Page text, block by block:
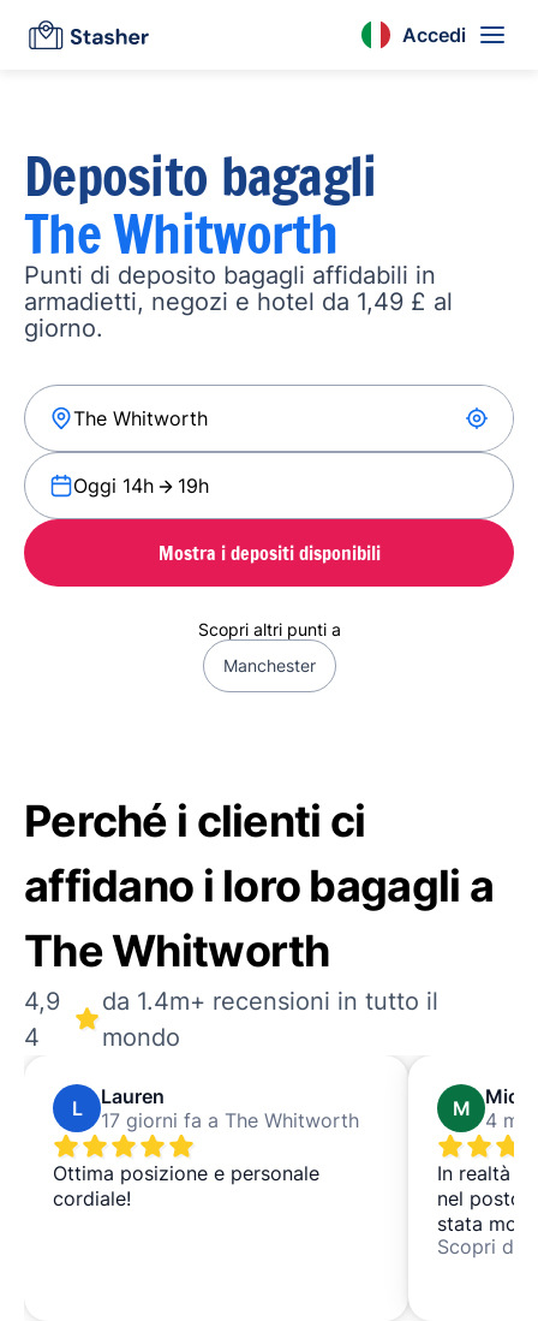
Accedi
Deposito bagagli
The Whitworth
Punti di deposito bagagli affidabili in
armadietti, negozi e hotel da 1,49 £ al
giorno.
Oggi 14h 19h
Mostra i depositi disponibili
Scopri altri punti a
Manchester
Perché i clienti ci
affidano i loro bagagli a
The Whitworth
4,9
4
da 1.4m+ recensioni in tutto il
mondo
L
Lauren
17 giorni fa a The Whitworth
Ottima posizione e personale
cordiale!
M
4
In realtà
nel posto
stata
visto il
Scopri di